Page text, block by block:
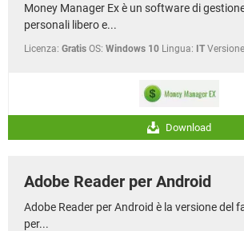
Money Manager Ex è un software di
personali libero e...
Licenza: Gratis OS: Windows 10 Lingua: IT
Download
Adobe Reader per Android
Adobe Reader per Android è la versione del
per...